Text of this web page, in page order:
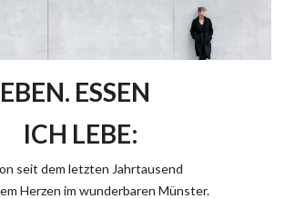
ESSEN
ICH LEBE:
seit dem letzten Jahrtausend
Herzen im wunderbaren Münster.